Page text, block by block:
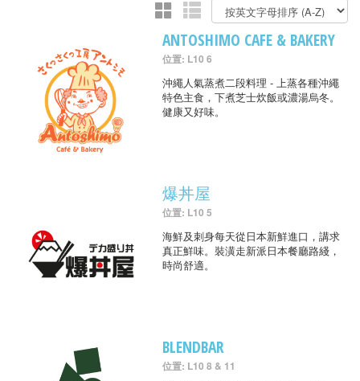
ANTOSHIMO CAFE & BAKERY
位置: L10 6
沖繩人氣蒸煮二段料理 - 上蒸各種沖繩
特色主食，下煮芝士炊飯或濃湯烏冬。
健康又好味。
爆丼屋
位置: L10 5
海鮮及刺身每天從日本新鮮進口，講求
真正鮮味。裝潢走新派日本餐廳路綫，
時尚舒適。
BLENDBAR
位置: L10 8 & 11